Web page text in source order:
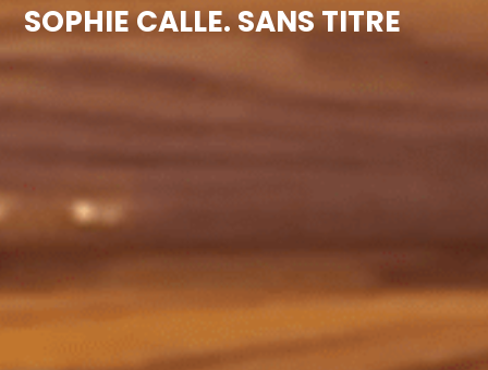
SOPHIE CALLE. SANS TITRE